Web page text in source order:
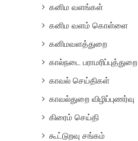
கனிம வளங்கள்
கனிம வளம் கொள்ளை
கனிமவளத்துறை
கால்நடை பராமரிப்புத்துறை
காவல் செய்திகள்
காவல்துறை விழிப்புணர்வு
கிரைம் செய்தி
கூட்டுறவு சங்கம்